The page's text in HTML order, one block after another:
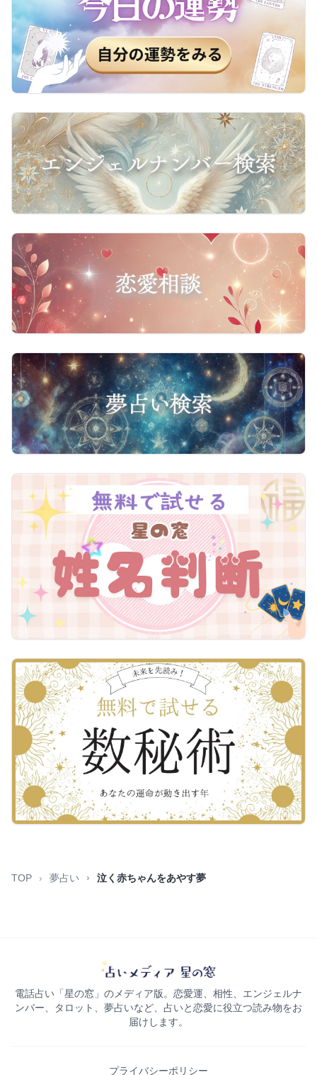
TOP 夢占い 泣く赤ちゃんをあやす夢
電話占い「星の窓」のメディア版。恋愛運、相性、エンジェルナ
ンバー、タロット、夢占いなど、占いと恋愛に役立つ読み物をお
届けします。
プライバシーポリシー